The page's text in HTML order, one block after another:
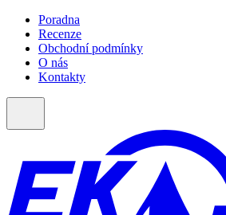
Poradna
Recenze
Obchodní podmínky
O nás
Kontakty